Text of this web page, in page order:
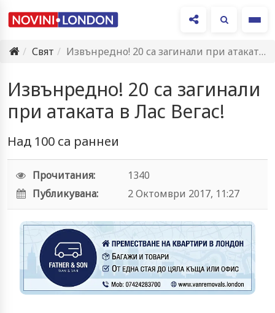
Свят
Извънредно! 20 са загинали при атаката в Лас Вегас!
Извънредно! 20 са загинали
при атаката в Лас Вегас!
Над 100 са раннеи
Прочитания:
1340
Публикувана:
2 Октомври 2017, 11:27